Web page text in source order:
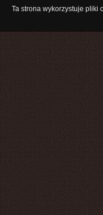
Ta strona wykorzystuje pliki